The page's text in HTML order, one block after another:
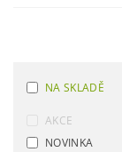
NA SKLADĚ
AKCE
NOVINKA